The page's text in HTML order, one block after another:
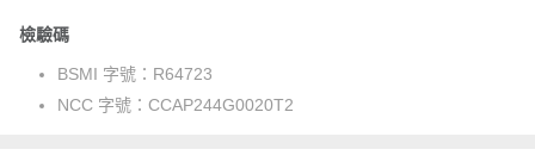
檢驗碼
BSMI 字號： R64723
NCC 字號： CCAP244G0020T2